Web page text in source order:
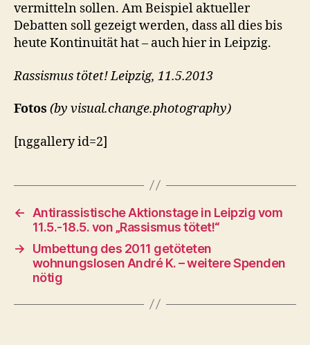
vermitteln sollen. Am Beispiel aktueller
Debatten soll gezeigt werden, dass all dies bis
heute Kontinuität hat – auch hier in Leipzig.
Rassismus tötet! Leipzig, 11.5.2013
Fotos (by visual.change.photography)
[nggallery id=2]
←
Antirassistische Aktionstage in Leipzig vom
11.5.-18.5. von „Rassismus tötet!“
→
Umbettung des 2011 getöteten
wohnungslosen André K. – weitere Spenden
nötig